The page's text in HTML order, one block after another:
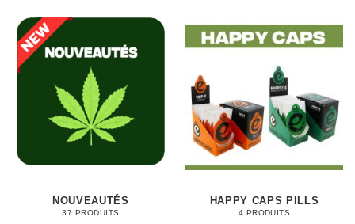
NOUVEAUTÉS
37 PRODUITS
HAPPY CAPS PILLS
4 PRODUITS